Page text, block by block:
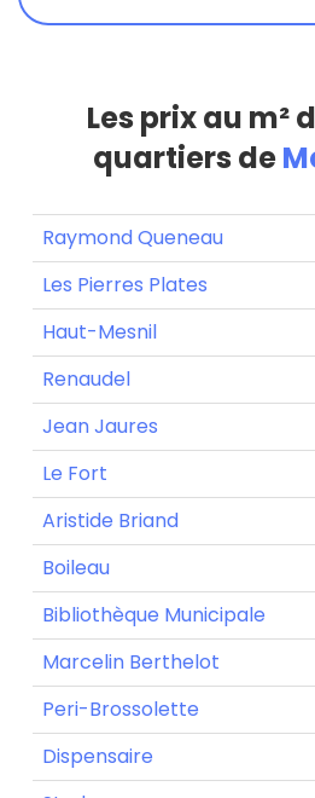
Les prix au m²
quartiers de
Raymond Queneau
Les Pierres Plates
Haut-Mesnil
Renaudel
Jean Jaures
Le Fort
Aristide Briand
Boileau
Bibliothèque Municipale
Marcelin Berthelot
Peri-Brossolette
Dispensaire